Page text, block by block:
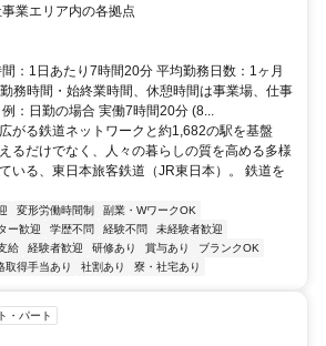
業エリア内の各拠点
：1日あたり7時間20分 平均勤務日数：1ヶ月
務時間・始終業時間、休憩時間は事業場、仕事
：日勤の場合 実働7時間20分 (8...
がる鉄道ネットワークと約1,682の駅を基盤
るだけでなく、人々の暮らしの質を高める多様
いる、東日本旅客鉄道（JR東日本）。 鉄道を
変形労働時間制
副業・WワークOK
ー歓迎 学歴不問 経験不問
未経験者歓迎
給 経験者歓迎 研修あり 賞与あり
ブランクOK
取得手当あり 社割あり 寮・社宅あり
・パート